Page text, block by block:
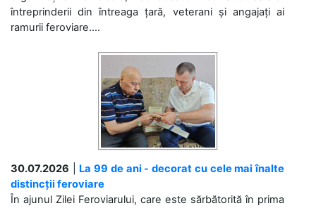
întreprinderii din întreaga țară, veterani și angajați ai
ramurii feroviare....
30.07.2026
La 99 de ani - decorat cu cele mai înalte
distincții feroviare
În ajunul Zilei Feroviarului, care este sărbătorită în prima